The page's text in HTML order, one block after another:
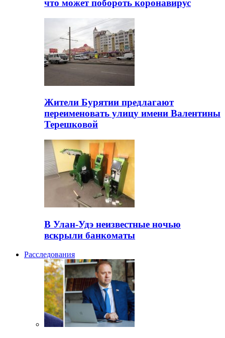
что может побороть коронавирус
Жители Бурятии предлагают
переименовать улицу имени Валентины
Терешковой
В Улан-Удэ неизвестные ночью
вскрыли банкоматы
Расследования